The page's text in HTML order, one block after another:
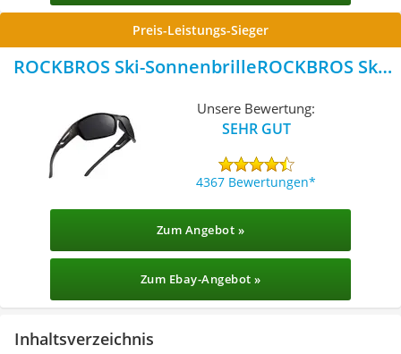
Preis-Leistungs-Sieger
ROCKBROS Ski-SonnenbrilleROCKBROS Ski-
Unsere Bewertung:
SEHR GUT
4367 Bewertungen
Zum Angebot »
Zum Ebay-Angebot »
Inhaltsverzeichnis